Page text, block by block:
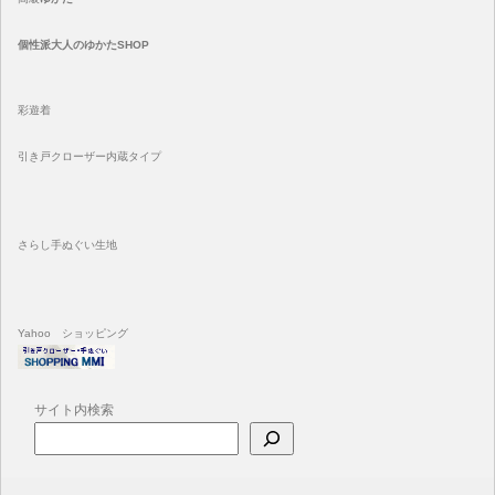
個性派大人のゆかたSHOP
彩遊着
引き戸クローザー内蔵タイプ
さらし手ぬぐい生地
Yahoo ショッピング
サイト内検索